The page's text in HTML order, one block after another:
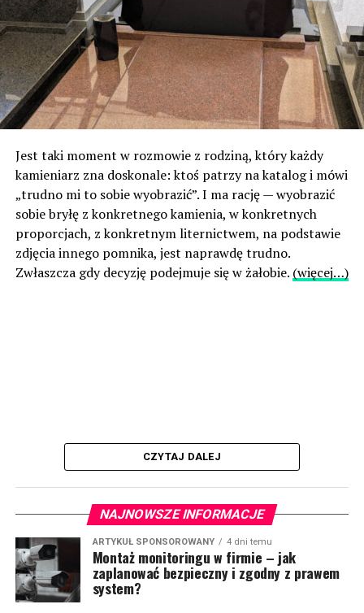
Jest taki moment w rozmowie z rodziną, który każdy
kamieniarz zna doskonale: ktoś patrzy na katalog i mówi
„trudno mi to sobie wyobrazić”. I ma rację — wyobrazić
sobie bryłę z konkretnego kamienia, w konkretnych
proporcjach, z konkretnym liternictwem, na podstawie
zdjęcia innego pomnika, jest naprawdę trudno.
Zwłaszcza gdy decyzję podejmuje się w żałobie. (więcej…)
CZYTAJ DALEJ
NAJNOWSZE INFORMACJE
ARTYKUŁ SPONSOROWANY 4 dni temu
Montaż monitoringu w firmie – jak
zaplanować bezpieczny i zgodny z prawem
system?